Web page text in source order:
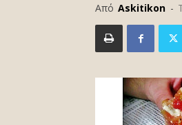
Από Askitikon -